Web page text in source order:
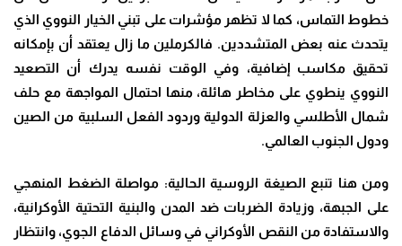
خطوط التماس، كما لا تظهر مؤشرات على تبني الخيار النووي الذي
يتحدث عنه بعض المتشددين. فالكرملين ما زال يعتقد أن بإمكانه
تحقيق مكاسب إضافية، وفي الوقت نفسه يدرك أن التصعيد
النووي ينطوي على مخاطر هائلة، منها احتمال المواجهة مع حلف
شمال الأطلسي والعزلة الدولية وردود الفعل السلبية من الصين
ودول الجنوب العالمي.
ومن هنا تنبع الصيغة الروسية الحالية: مواصلة الضغط المنهجي
على الجبهة، وزيادة الضربات ضد المدن والبنية التحتية الأوكرانية،
والاستفادة من النقص الأوكراني في وسائل الدفاع الجوي، وانتظار